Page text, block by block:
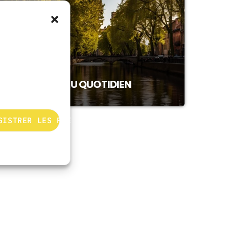
LES PRÉFÉRENCES
TOULOUSE AU QUOTIDIEN